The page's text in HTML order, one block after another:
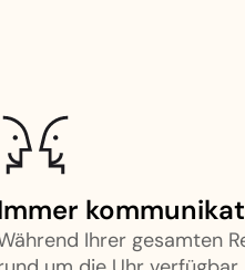
Ihrer gesamten